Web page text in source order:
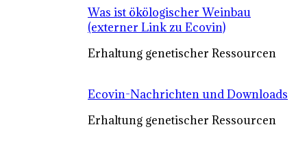
Was ist ökölogischer Weinbau
(externer Link zu Ecovin)
Erhaltung genetischer Ressourcen
Ecovin-Nachrichten und Downloads
Erhaltung genetischer Ressourcen